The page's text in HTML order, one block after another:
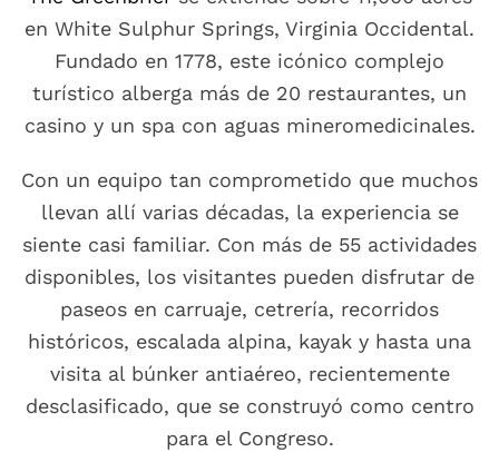
en White Sulphur Springs, Virginia Occidental.
Fundado en 1778, este icónico complejo
turístico alberga más de 20 restaurantes, un
casino y un spa con aguas mineromedicinales.
Con un equipo tan comprometido que muchos
llevan allí varias décadas, la experiencia se
siente casi familiar. Con más de 55 actividades
disponibles, los visitantes pueden disfrutar de
paseos en carruaje, cetrería, recorridos
históricos, escalada alpina, kayak y hasta una
visita al búnker antiaéreo, recientemente
desclasificado, que se construyó como centro
para el Congreso.